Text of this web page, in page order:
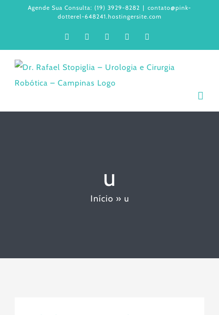
Agende Sua Consulta: (19) 3929-8282 | contato@pink-
dotterel-648241.hostingersite.com
FacebookInstagramLinkedInWhatsApp
u
Início » u